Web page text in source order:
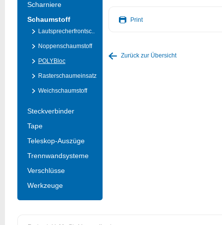
Scharniere
Schaumstoff
Lautsprecherfrontsc..
Noppenschaumstoff
POLYBloc
Rasterschaumeinsatz
Weichschaumstoff
Steckverbinder
Tape
Teleskop-Auszüge
Trennwandsysteme
Verschlüsse
Werkzeuge
Print
Zurück zur Übersicht